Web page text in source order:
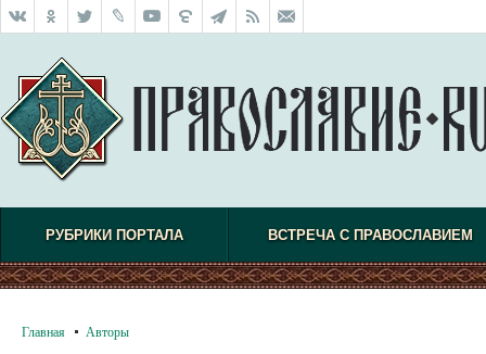
РУБРИКИ ПОРТАЛА ВСТРЕЧА С ПРАВОСЛАВИЕМ
Главная Авторы